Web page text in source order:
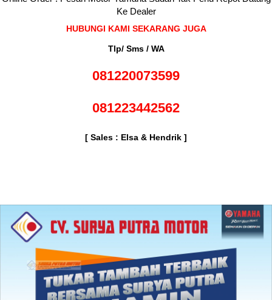
Ke Dealer
HUBUNGI KAMI SEKARANG JUGA
Tlp/ Sms / WA
081220073599
081223442562
[ Sales : Elsa & Hendrik ]